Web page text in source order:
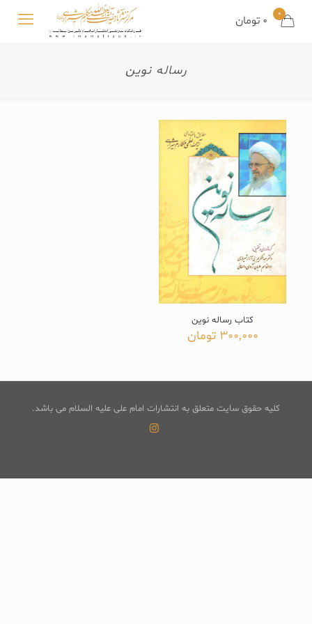
0
0 تومان
رساله نوین
کتاب رساله نوین
300,000 تومان
کلیه حقوق سایت متعلق به انتشارات امام علی علیه السلام می باشد.